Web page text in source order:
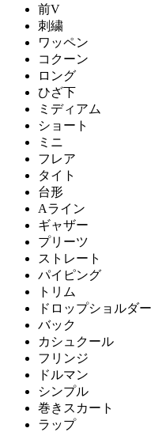
前V
刺繍
ワッペン
コクーン
ロング
ひざ下
ミディアム
ショート
ミニ
フレア
タイト
台形
Aライン
ギャザー
プリーツ
ストレート
パイピング
トリム
ドロップショルダー
バック
カシュクール
フリンジ
ドルマン
シンプル
巻きスカート
ラップ